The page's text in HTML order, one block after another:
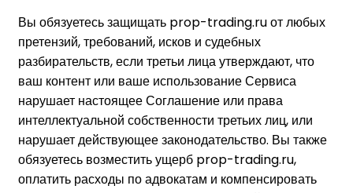
Вы обязуетесь защищать prop-trading.ru от любых
претензий, требований, исков и судебных
разбирательств, если третьи лица утверждают, что
ваш контент или ваше использование Сервиса
нарушает настоящее Соглашение или права
интеллектуальной собственности третьих лиц, или
нарушает действующее законодательство. Вы также
обязуетесь возместить ущерб prop-trading.ru,
оплатить расходы по адвокатам и компенсировать